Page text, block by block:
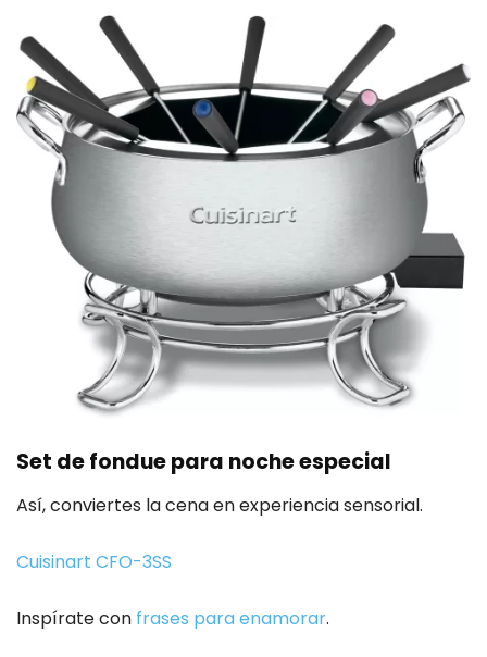
Set de fondue para noche especial
Así, conviertes la cena en experiencia sensorial.
Cuisinart CFO-3SS
Inspírate con frases para enamorar.